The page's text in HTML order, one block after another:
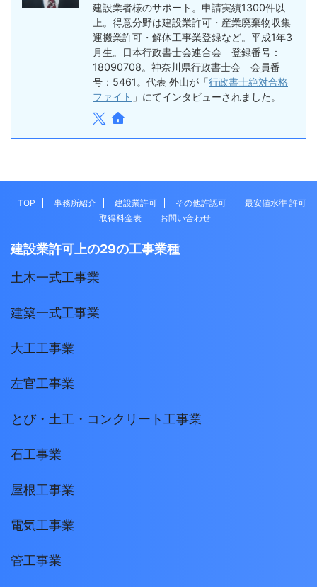
建設業者様のサポート。申請実績1300件以
上。得意分野は建設業許可・産業廃棄物収集
運搬業許可・解体工事業登録など。平成1年3
月生。日本行政書士会連合会 登録番号：
18090708。神奈川県行政書士会 会員番
号：5461。代表 外山が「行政書士絶対合格
ファイト 」にてインタビューされました。
TOP 事務所紹介 建設業許可 その他許認可
最安値水準 許可
取得料金表
お問い合わせ
建設業許可上の29の工事業種
土木一式工事業
建築一式工事業
大工工事業
左官工事業
とび・土工・コンクリート工事業
石工事業
屋根工事業
電気工事業
管工事業